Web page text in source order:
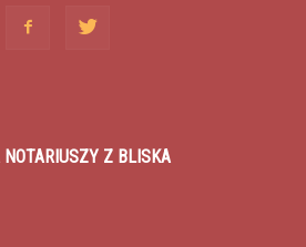
NOTARIUSZY Z BLISKA